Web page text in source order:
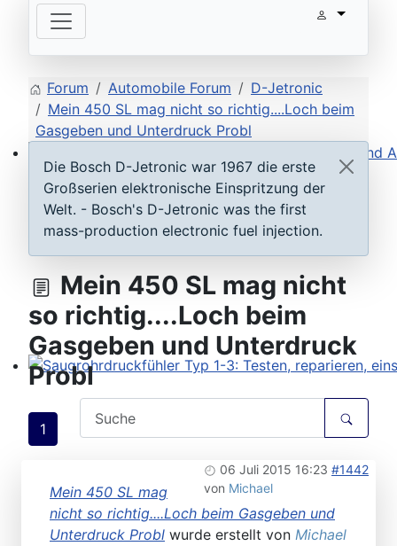
Steuergeräte D-Jetronic & KE-Jetronic: Prüfen und
Saugrohrdruckfühler Typ 1-3: Testen, reparieren,
Forum Automobile Forum
D-Jetronic
Mein 450 SL mag nicht so richtig....Loch beim
Gasgeben und Unterdruck Probl
Die Bosch D-Jetronic war 1967 die erste
Großserien elektronische Einspritzung der
Welt. - Bosch's D-Jetronic was the first
mass-production electronic fuel injection.
Mein 450 SL mag nicht
so richtig....Loch beim
Gasgeben und Unterdruck
Probl
1
06 Juli 2015 16:23 #1442
von Michael
Mein 450 SL mag
nicht so richtig....Loch beim Gasgeben und
Unterdruck Probl wurde erstellt von Michael